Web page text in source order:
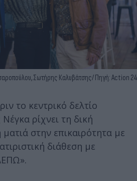
Σωτήρης Καλυβάτσης/ Πηγή: Action 24
το κεντρικό δελτίο
ρίχνει τη δική
στην επικαιρότητα με
διάθεση με